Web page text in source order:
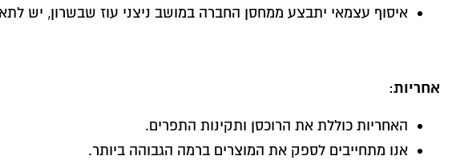
איסוף עצמאי יתבצע ממחסן החברה במושב ניצני עוז שבשרון, יש
אחריות:
האחריות כוללת את הרוכסן ותקינות התפרים.
אנו מתחייבים לספק את המוצרים ברמה הגבוהה ביותר.